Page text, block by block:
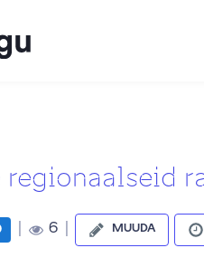
regionaalseid
6 MUUDA